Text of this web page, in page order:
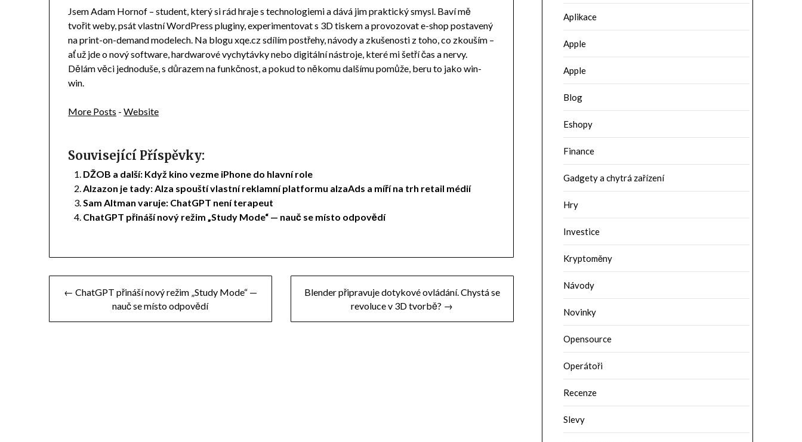
Jsem Adam Hornof – student, který si rád hraje s technologiemi a dává jim praktický smysl. Baví mě
tvořit weby, psát vlastní WordPress pluginy, experimentovat s 3D tiskem a provozovat e-shop postavený
na print-on-demand modelech. Na blogu xqe.cz sdílím postřehy, návody a zkušenosti z toho, co zkouším –
ať už jde o nový software, hardwarové vychytávky nebo digitální nástroje, které mi šetří čas a nervy.
Dělám věci jednoduše, s důrazem na funkčnost, a pokud to někomu dalšímu pomůže, beru to jako win-
win.
More Posts -Website
Související Příspěvky:
DŽOB a další: Když kino vezme iPhone do hlavní role
Alzazon je tady: Alza spouští vlastní reklamní platformu alzaAds a míří na trh retail médií
Sam Altman varuje: ChatGPT není terapeut
ChatGPT přináší nový režim „Study Mode“ — nauč se místo odpovědí
Navigace
← ChatGPT přináší nový režim „Study Mode“ —
nauč se místo odpovědí
Blender připravuje dotykové ovládání. Chystá se
revoluce v 3D tvorbě? →
Aplikace
Apple
Apple
Blog
Eshopy
Finance
Gadgety a chytrá zařízení
Hry
Investice
Kryptoměny
Návody
Novinky
Opensource
Operátoři
Recenze
Slevy